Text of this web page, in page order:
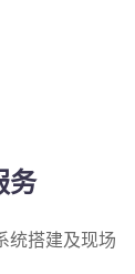
务
统搭建及现场